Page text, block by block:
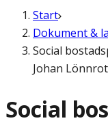
Start
Dokument &
Social
Johan
Social